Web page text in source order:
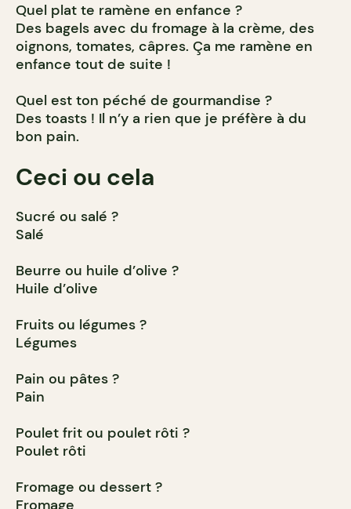
Quel plat te ramène en enfance ?
Des bagels avec du fromage à la crème, des
oignons, tomates, câpres. Ça me ramène en
enfance tout de suite !
Quel est ton péché de gourmandise ?
Des toasts ! Il n’y a rien que je préfère à du
bon pain.
Ceci ou cela
Sucré ou salé ?
Salé
Beurre ou huile d’olive ?
Huile d’olive
Fruits ou légumes ?
Légumes
Pain ou pâtes ?
Pain
Poulet frit ou poulet rôti ?
Poulet rôti
Fromage ou dessert ?